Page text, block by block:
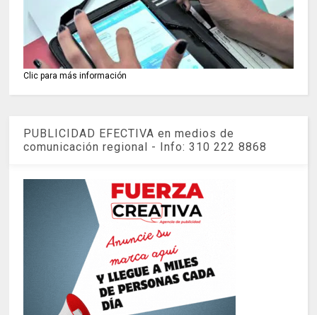
Clic para más información
PUBLICIDAD EFECTIVA en medios de
comunicación regional - Info: 310 222 8868